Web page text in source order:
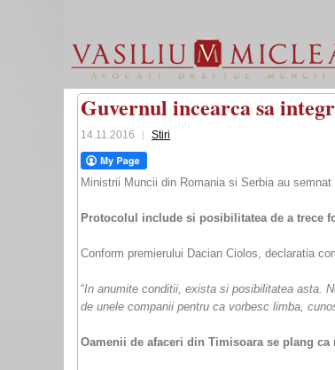
Guvernul incearca sa
14.11.2016 Stiri
Ministrii Muncii din Romania si Serbia au
Protocolul include si posibilitatea de a trece
Conform premierului Dacian Ciolos, declaratia
“In anumite conditii, exista si posibilitatea asta.
de unele companii pentru ca vorbesc limba,
Oamenii de afaceri din Timisoara se plang